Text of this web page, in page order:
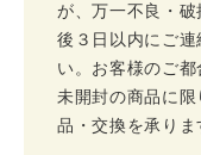
が、万一不良・
後３日以内にご
い。お客様のご都
未開封の商品に
品・交換を承